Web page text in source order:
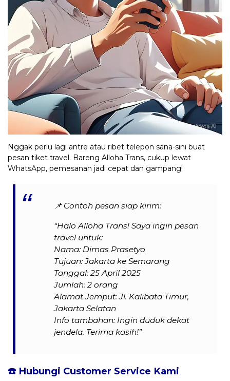
Nggak perlu lagi antre atau ribet telepon sana-sini buat
pesan tiket travel. Bareng Alloha Trans, cukup lewat
WhatsApp, pemesanan jadi cepat dan gampang!
📌 Contoh pesan siap kirim:
“Halo Alloha Trans! Saya ingin pesan
travel untuk:
Nama: Dimas Prasetyo
Tujuan: Jakarta ke Semarang
Tanggal: 25 April 2025
Jumlah: 2 orang
Alamat Jemput: Jl. Kalibata Timur,
Jakarta Selatan
Info tambahan: Ingin duduk dekat
jendela. Terima kasih!”
☎️ Hubungi Customer Service Kami